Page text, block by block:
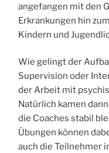
angefangen mit den
Erkrankungen hin
Kindern und
Wie gelingt der
Supervision oder
der Arbeit mit
Natürlich kamen dann
die Coaches stabil
Übungen können
auch die Teilnehmer